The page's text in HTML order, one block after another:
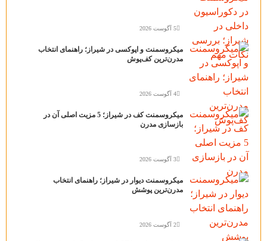
5 آگوست 2026
میکروسمنت و اپوکسی در شیراز؛ راهنمای انتخاب
مدرن‌ترین کف‌پوش
4 آگوست 2026
میکروسمنت کف در شیراز؛ 5 مزیت اصلی آن در
بازسازی مدرن
3 آگوست 2026
میکروسمنت دیوار در شیراز؛ راهنمای انتخاب
مدرن‌ترین پوشش
2 آگوست 2026